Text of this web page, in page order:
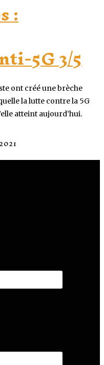
:
5G 3/5
ont créé une brèche
la lutte contre la 5G
atteint aujourd’hui.